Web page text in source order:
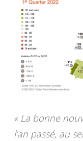
« La bonne
l’an passé, au